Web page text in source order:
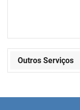
Outros Serviços